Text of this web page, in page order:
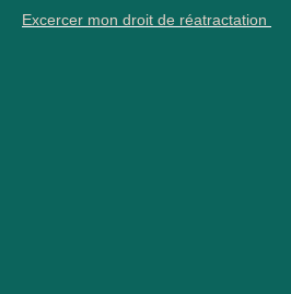
Excercer mon droit de réatractation